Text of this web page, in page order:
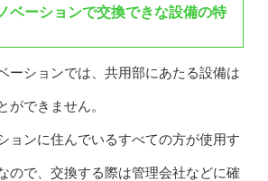
ベーションで交換できな設備の特
ーションでは、共用部にあたる設備は
ができません。
ョンに住んでいるすべての方が使用す
ので、交換する際は管理会社などに確